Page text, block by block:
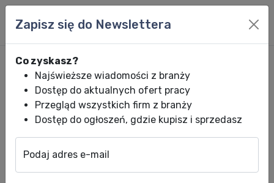
Zapisz się do Newslettera
Co zyskasz?
Najświeższe wiadomości z branży
Dostęp do aktualnych ofert pracy
Przegląd wszystkich firm z branży
Dostęp do ogłoszeń, gdzie kupisz i sprzedasz
Podaj adres e-mail